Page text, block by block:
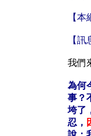
【
【
我們
為何
事？
垮了
忍，